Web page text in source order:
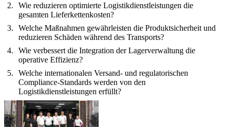
Wie reduzieren optimierte Logistikdienstleistungen die
gesamten Lieferkettenkosten?
Welche Maßnahmen gewährleisten die Produktsicherheit und
reduzieren Schäden während des Transports?
Wie verbessert die Integration der Lagerverwaltung die
operative Effizienz?
Welche internationalen Versand- und regulatorischen
Compliance-Standards werden von den
Logistikdienstleistungen erfüllt?